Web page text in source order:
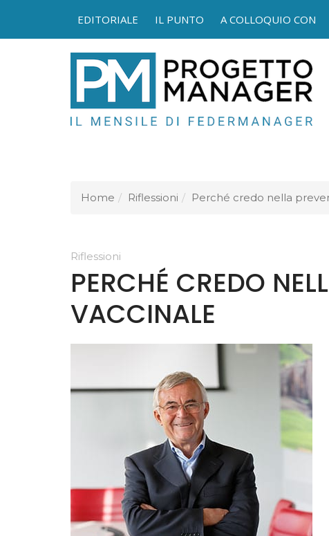
EDITORIALE IL PUNTO A COLLOQUIO CON
Home Riflessioni Perché credo nella
Riflessioni
PERCHÉ CREDO
VACCINALE